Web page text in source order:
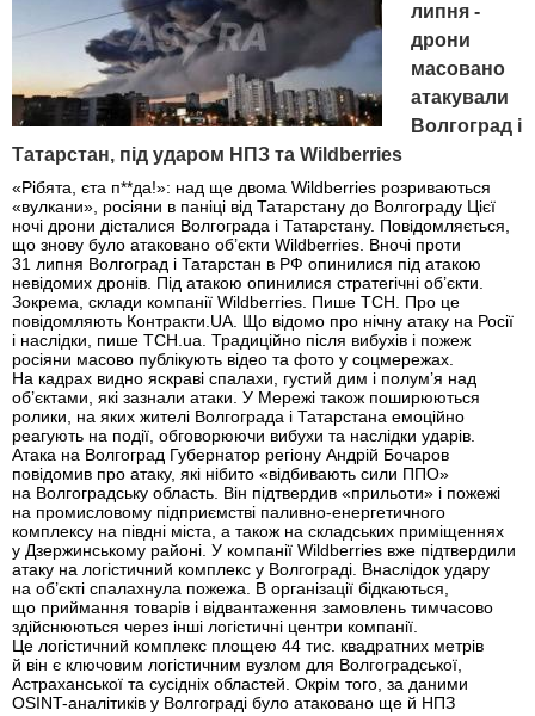
липня -
дрони
масовано
атакували
Волгоград і
Татарстан, під ударом НПЗ та Wildberries
«Рібята, єта п**да!»: над ще двома Wildberries розриваються
«вулкани», росіяни в паніці від Татарстану до Волгограду Цієї
ночі дрони дісталися Волгограда і Татарстану. Повідомляється,
що знову було атаковано об’єкти Wildberries. Вночі проти
31 липня Волгоград і Татарстан в РФ опинилися під атакою
невідомих дронів. Під атакою опинилися стратегічні об’єкти.
Зокрема, склади компанії Wildberries. Пише ТСН. Про це
повідомляють Контракти.UA. Що відомо про нічну атаку на Росії
і наслідки, пише ТСН.ua. Традиційно після вибухів і пожеж
росіяни масово публікують відео та фото у соцмережах.
На кадрах видно яскраві спалахи, густий дим і полум’я над
об’єктами, які зазнали атаки. У Мережі також поширюються
ролики, на яких жителі Волгограда і Татарстана емоційно
реагують на події, обговорюючи вибухи та наслідки ударів.
Атака на Волгоград Губернатор регіону Андрій Бочаров
повідомив про атаку, які нібито «відбивають сили ППО»
на Волгоградську область. Він підтвердив «прильоти» і пожежі
на промисловому підприємстві паливно-енергетичного
комплексу на півдні міста, а також на складських приміщеннях
у Дзержинському районі. У компанії Wildberries вже підтвердили
атаку на логістичний комплекс у Волгограді. Внаслідок удару
на об’єкті спалахнула пожежа. В організації бідкаються,
що приймання товарів і відвантаження замовлень тимчасово
здійснюються через інші логістичні центри компанії.
Це логістичний комплекс площею 44 тис. квадратних метрів
й він є ключовим логістичним вузлом для Волгоградської,
Астраханської та сусідніх областей. Окрім того, за даними
OSINT-аналітиків у Волгограді було атаковано ще й НПЗ